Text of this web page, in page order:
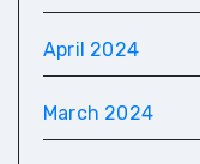
April 2024
March 2024